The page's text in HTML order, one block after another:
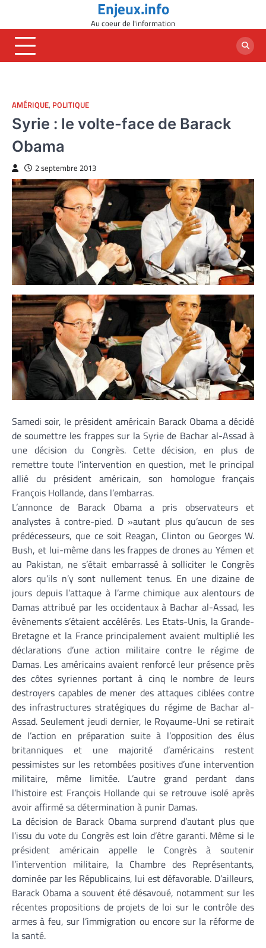
content
Enjeux.info
Au coeur de l'information
AMÉRIQUE, POLITIQUE
Syrie : le volte-face de Barack
Obama
2 septembre 2013
Samedi soir, le président américain Barack Obama a décidé
de soumettre les frappes sur la Syrie de Bachar al-Assad à
une décision du Congrès. Cette décision, en plus de
remettre toute l’intervention en question, met le principal
allié du président américain, son homologue français
François Hollande, dans l’embarras.
L’annonce de Barack Obama a pris observateurs et
analystes à contre-pied. D »autant plus qu’aucun de ses
prédécesseurs, que ce soit Reagan, Clinton ou Georges W.
Bush, et lui-même dans les frappes de drones au Yémen et
au Pakistan, ne s’était embarrassé à solliciter le Congrès
alors qu’ils n’y sont nullement tenus. En une dizaine de
jours depuis l’attaque à l’arme chimique aux alentours de
Damas attribué par les occidentaux à Bachar al-Assad, les
évènements s’étaient accélérés. Les Etats-Unis, la Grande-
Bretagne et la France principalement avaient multiplié les
déclarations d’une action militaire contre le régime de
Damas. Les américains avaient renforcé leur présence près
des côtes syriennes portant à cinq le nombre de leurs
destroyers capables de mener des attaques ciblées contre
des infrastructures stratégiques du régime de Bachar al-
Assad. Seulement jeudi dernier, le Royaume-Uni se retirait
de l’action en préparation suite à l’opposition des élus
britanniques et une majorité d’américains restent
pessimistes sur les retombées positives d’une intervention
militaire, même limitée. L’autre grand perdant dans
l’histoire est François Hollande qui se retrouve isolé après
avoir affirmé sa détermination à punir Damas.
La décision de Barack Obama surprend d’autant plus que
l’issu du vote du Congrès est loin d’être garanti. Même si le
président américain appelle le Congrès à soutenir
l’intervention militaire, la Chambre des Représentants,
dominée par les Républicains, lui est défavorable. D’ailleurs,
Barack Obama a souvent été désavoué, notamment sur les
récentes propositions de projets de loi sur le contrôle des
armes à feu, sur l’immigration ou encore sur la réforme de
la santé.